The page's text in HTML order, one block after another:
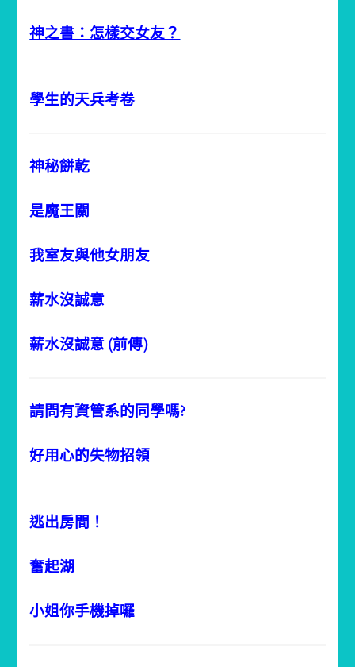
神之書：怎樣交女友？
學生的天兵考卷
神秘餅乾
是魔王關
我室友與他女朋友
薪水沒誠意
薪水沒誠意 (前傳)
請問有資管系的同學嗎?
好用心的失物招領
逃出房間！
奮起湖
小姐你手機掉囉